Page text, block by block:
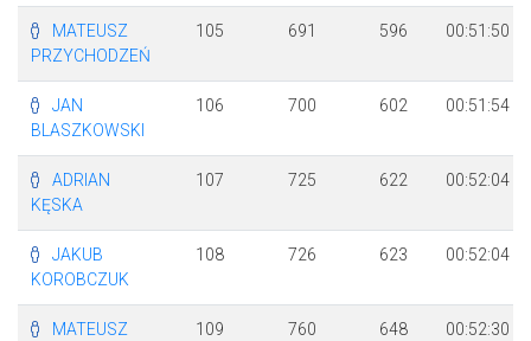
MATEUSZ
PRZYCHODZEŃ
105 691 596 00:51:50
JAN
BLASZKOWSKI
106 700 602 00:51:54
ADRIAN
KĘSKA
107 725 622 00:52:04
JAKUB
KOROBCZUK
108 726 623 00:52:04
MATEUSZ
109 760 648 00:52:30